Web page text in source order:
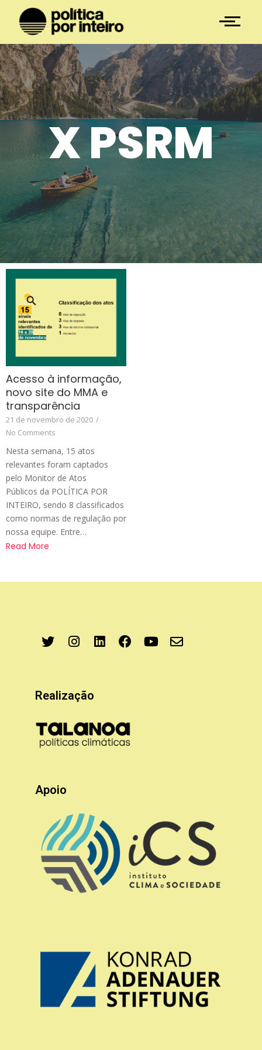
X PSRM
Acesso à informação,
novo site do MMA e
transparência
21 de novembro de 2020 /
No Comments
Nesta semana, 15 atos
relevantes foram captados
pelo Monitor de Atos
Públicos da POLÍTICA POR
INTEIRO, sendo 8 classificados
como normas de regulação por
nossa equipe. Entre…
Read More
Realização
Apoio